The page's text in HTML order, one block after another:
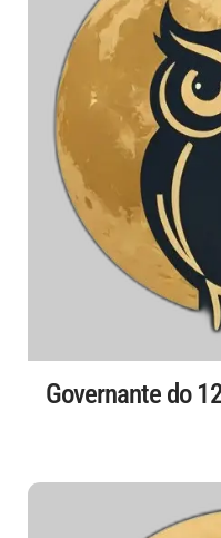
Governante do